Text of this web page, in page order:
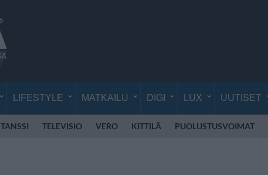
LIFESTYLE MATKAILU DIGI LUX UUTISET
TANSSI TELEVISIO VERO KITTILÄ PUOLUSTUSVOIMAT